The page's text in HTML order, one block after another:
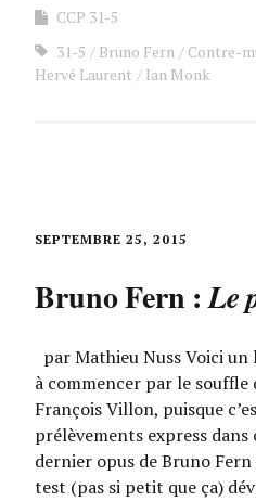
CCP 31-5
31-5
Bruno Fern Contre-
Hervé Laurent
Ian Monk
SEPTEMBRE 25, 2015
Bruno Fern :Le
par Mathieu Nuss Voici
à commencer par le
François Villon, puisque
prélèvements express
dernier opus de Bruno
test (pas si petit que ça)